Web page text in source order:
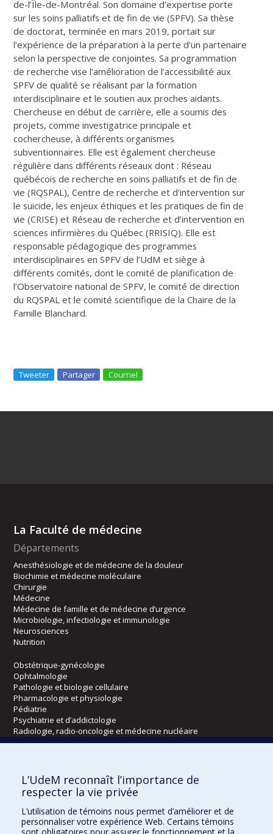
de-l’Île-de-Montréal. Son domaine d’expertise porte
sur les soins palliatifs et de fin de vie (SPFV). Sa thèse
de doctorat, terminée en mars 2019, portait sur
l’expérience de la préparation à la perte d’un partenaire
selon la perspective de conjointes. Sa programmation
de recherche vise l’amélioration de l’accessibilité aux
SPFV de qualité se réalisant par la formation
interdisciplinaire et le soutien aux proches aidants.
Chercheuse en début de carrière, elle a soumis des
projets, comme investigatrice principale et
cochercheuse, à différents organismes
subventionnaires. Elle est également chercheuse
régulière dans différents réseaux dont : Réseau
québécois de recherche en soins palliatifs et de fin de
vie (RQSPAL), Centre de recherche et d’intervention sur
le suicide, les enjeux éthiques et les pratiques de fin de
vie (CRISE) et Réseau de recherche et d’intervention en
sciences infirmières du Québec (RRISIQ). Elle est
responsable pédagogique des programmes
interdisciplinaires en SPFV de l’UdM et siège à
différents comités, dont le comité de planification de
l’Observatoire national de SPFV, le comité de direction
du RQSPAL et le comité scientifique de la Chaire de la
Famille Blanchard.
Tweeter Partager Courriel
La Faculté de médecine
Départements
Anesthésiologie et de médecine de la douleur
Biochimie et médecine moléculaire
Chirurgie
Médecine
Médecine de famille et de médecine d’urgence
Microbiologie, infectiologie et immunologie
Neurosciences
Nutrition
Obstétrique-gynécologie
Ophtalmologie
Pathologie et biologie cellulaire
Pharmacologie et physiologie
Pédiatrie
Psychiatrie et d’addictologie
Radiologie, radio-oncologie et médecine nucléaire
Kinésiologie et des sciences de l’activité physique
Orthophonie et audiologie
Réadaptation
L’UdeM reconnaît l’importance de
respecter la vie privée
L’utilisation de témoins nous permet d’améliorer et de
personnaliser votre expérience Web. Certains témoins
sont obligatoires pour assurer le fonctionnement et la